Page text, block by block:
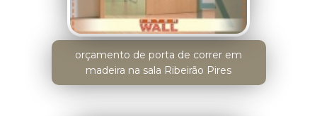
orçamento de porta de correr em
madeira na sala Ribeirão Pires